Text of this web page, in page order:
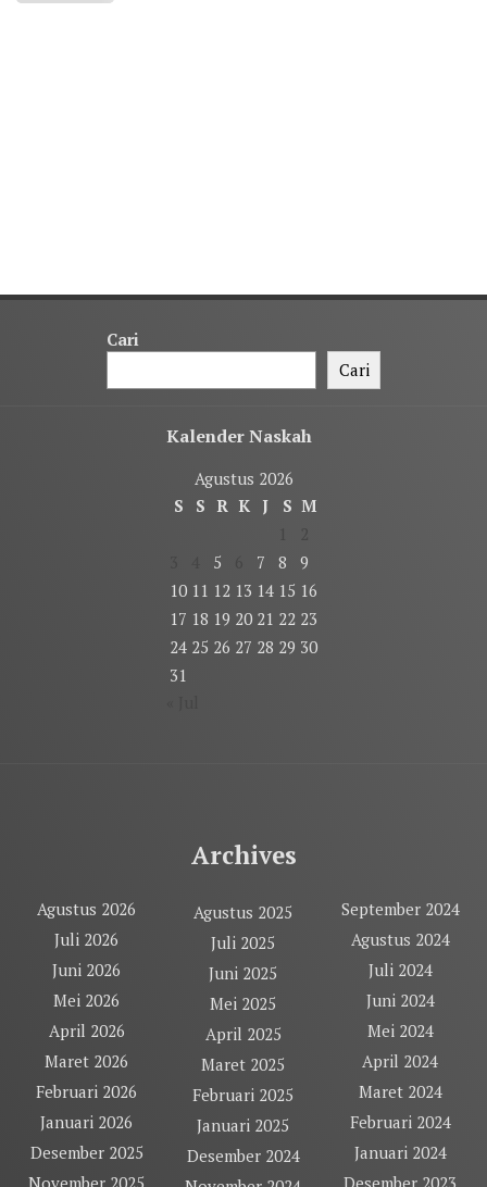
Cari
Cari
Kalender Naskah
Agustus 2026
S
S R K J S M
5 7 8
9
10 11 12 13 14 15 16
17 18 19 20 21 22 23
24 25 26 27 28 29 30
31
Archives
Agustus 2026
Juli 2026
Juni 2026
Mei 2026
April 2026
Maret 2026
Februari 2026
Januari 2026
Desember 2025
November 2025
Agustus 2025
Juli 2025
Juni 2025
Mei 2025
April 2025
Maret 2025
Februari 2025
Januari 2025
Desember 2024
September 2024
Agustus 2024
Juli 2024
Juni 2024
Mei 2024
April 2024
Maret 2024
Februari 2024
Januari 2024
Desember 2023